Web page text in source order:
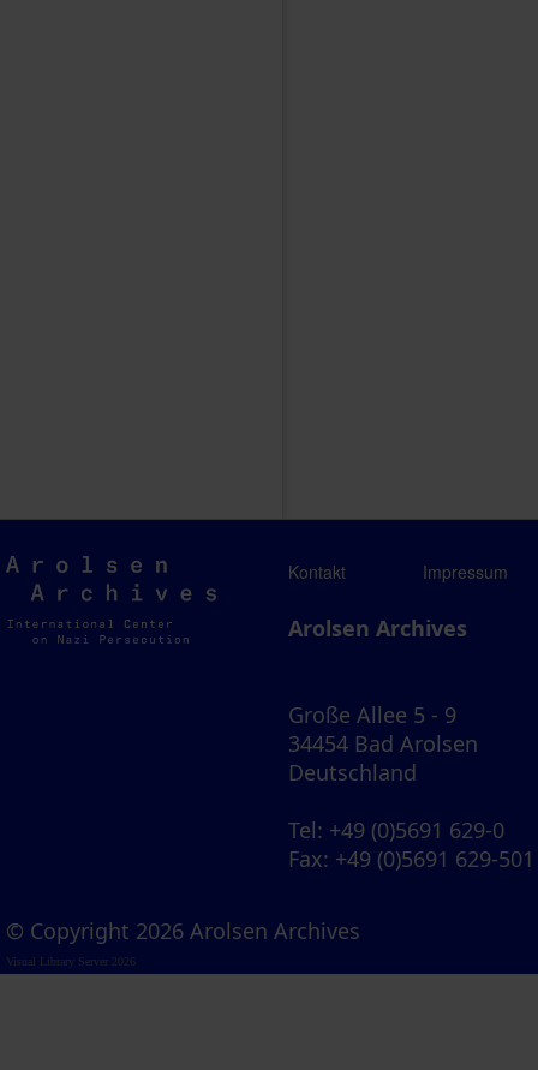
Arolsen
Archives
Kontakt Impressum
Arolsen Archives
Große Allee 5 - 9
34454 Bad Arolsen
Deutschland
Tel: +49 (0)5691 629-0
Fax: +49 (0)5691 629-501
© Copyright 2026 Arolsen Archives
Visual Library Server 2026